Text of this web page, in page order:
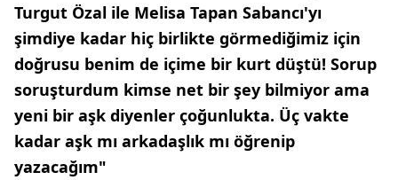
Turgut Özal ile Melisa Tapan Sabancı'yı
şimdiye kadar hiç birlikte görmediğimiz için
doğrusu benim de içime bir kurt düştü! Sorup
soruşturdum kimse net bir şey bilmiyor ama
yeni bir aşk diyenler çoğunlukta. Üç vakte
kadar aşk mı arkadaşlık mı öğrenip
yazacağım"